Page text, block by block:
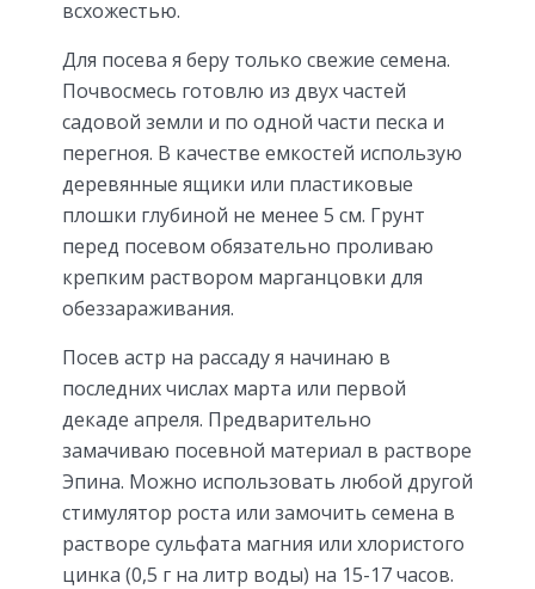
всхожестью.
Для посева я беру только свежие семена.
Почвосмесь готовлю из двух частей
садовой земли и по одной части песка и
перегноя. В качестве емкостей использую
деревянные ящики или пластиковые
плошки глубиной не менее 5 см. Грунт
перед посевом обязательно проливаю
крепким раствором марганцовки для
обеззараживания.
Посев астр на рассаду я начинаю в
последних числах марта или первой
декаде апреля. Предварительно
замачиваю посевной материал в растворе
Эпина. Можно использовать любой другой
стимулятор роста или замочить семена в
растворе сульфата магния или хлористого
цинка (0,5 г на литр воды) на 15-17 часов.